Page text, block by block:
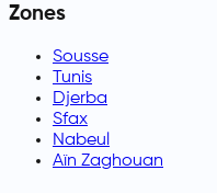
Zones
Sousse
Tunis
Djerba
Sfax
Nabeul
Aïn Zaghouan